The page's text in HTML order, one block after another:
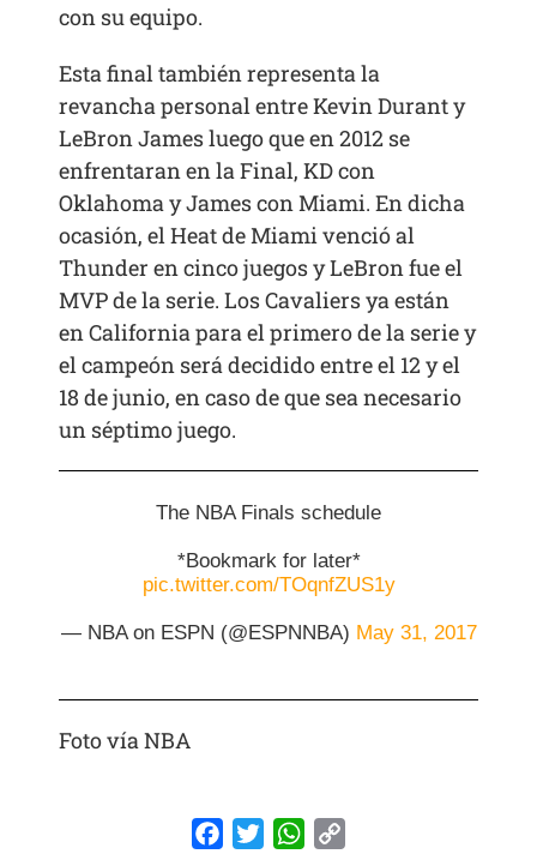
con su equipo.
Esta final también representa la
revancha personal entre Kevin Durant y
LeBron James luego que en 2012 se
enfrentaran en la Final, KD con
Oklahoma y James con Miami. En dicha
ocasión, el Heat de Miami venció al
Thunder en cinco juegos y LeBron fue el
MVP de la serie. Los Cavaliers ya están
en California para el primero de la serie y
el campeón será decidido entre el 12 y el
18 de junio, en caso de que sea necesario
un séptimo juego.
The NBA Finals schedule
*Bookmark for later*
pic.twitter.com/TOqnfZUS1y
— NBA on ESPN (@ESPNNBA) May 31, 2017
Foto vía NBA
FacebookTwitterWhatsApp